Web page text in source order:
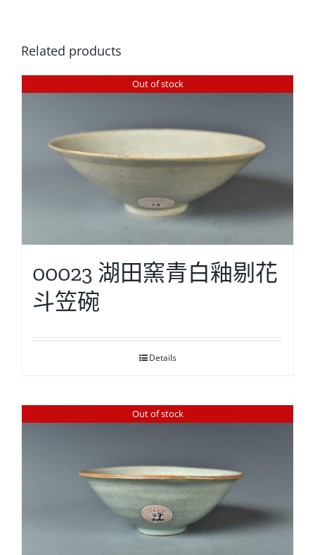
Related products
Out of stock
00023 湖田窯青白釉剔花
斗笠碗
Details
Out of stock